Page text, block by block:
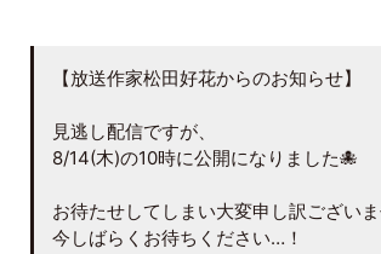
【放送作家松田好花からのお知らせ】
見逃し配信ですが、
8/14(木)の10時に公開になりました🐙
お待たせしてしまい大変申し訳ございま
今しばらくお待ちください…！